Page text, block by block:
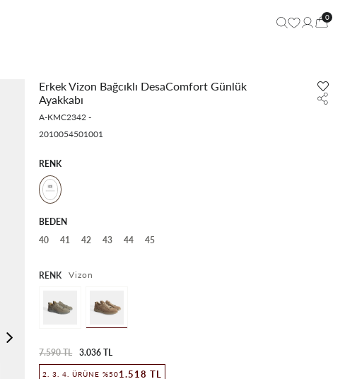
0
Erkek Vizon Bağcıklı DesaComfort Günlük
Ayakkabı
A-KMC2342 -
2010054501001
RENK
BEDEN
40
41 42 43 44 45
RENK Vizon
7.590 TL 3.036 TL
2. 3. 4. ÜRÜNE %501.518 TL